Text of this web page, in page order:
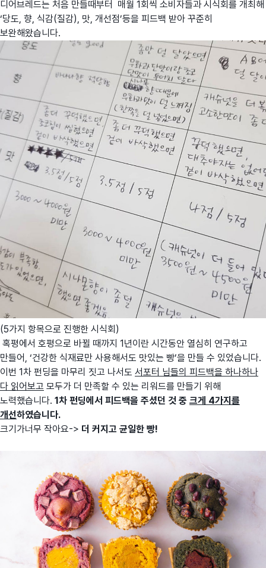
디어브레드는 처음 만들때부터 매월 1회씩 소비자들과 시식회를 개최해
‘당도, 향, 식감(질감), 맛, 개선점’등을 피드백 받아 꾸준히
보완해왔습니다.
(5가지 항목으로 진행한 시식회)
혹평에서 호평으로 바뀔 때까지 1년이란 시간동안 열심히 연구하고
만들어, ‘건강한 식재료만 사용해서도 맛있는 빵’을 만들 수 있었습니다.
이번 1차 펀딩을 마무리 짓고 나서도 서포터 님들의 피드백을 하나하나
다 읽어보고 모두가 더 만족할 수 있는 리워드를 만들기 위해
노력했습니다. 1차 펀딩에서 피드백을 주셨던 것 중 크게 4가지를
개선하였습니다.
크기가너무 작아요-> 더 커지고 균일한 빵!